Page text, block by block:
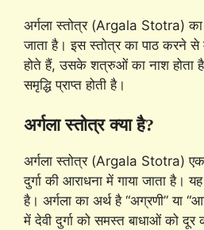
अर्गला स्तोत्र (Argala Stotra)
जाता है। इस स्तोत्र का पाठ करने से
होते हैं, उसके शत्रुओं का नाश
समृद्धि प्राप्त होती है।
अर्गला स्तोत्र क्या है?
अर्गला स्तोत्र (Argala Stotra)
दुर्गा की आराधना में गाया जाता है। यह
है। अर्गला का अर्थ है “अग्रणी” या
में देवी दुर्गा को समस्त बाधाओं को